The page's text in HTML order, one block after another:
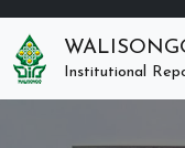
Institutional